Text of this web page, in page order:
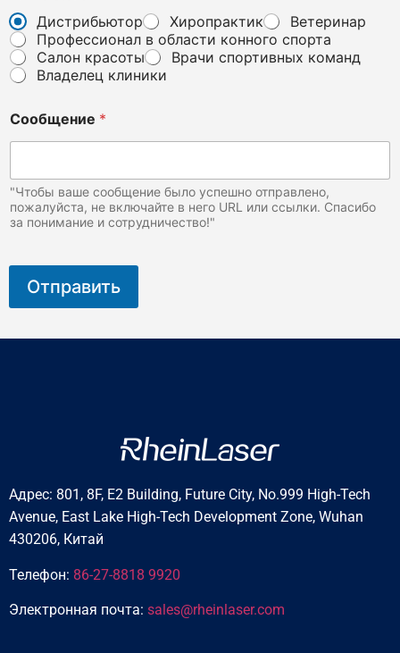
Дистрибьютор
Хиропрактик
Ветеринар
Профессионал в области конного спорта
Салон красоты
Врачи спортивных команд
Владелец клиники
Сообщение *
"Чтобы ваше сообщение было успешно отправлено,
пожалуйста, не включайте в него URL или ссылки. Спасибо
за понимание и сотрудничество!"
Отправить
Адрес: 801, 8F, E2 Building, Future City, No.999 High-Tech
Avenue, East Lake High-Tech Development Zone, Wuhan
430206, Китай
Телефон: 86-27-8818 9920
Электронная почта: sales@rheinlaser.com